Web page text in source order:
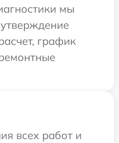
мы
график
всех работ и